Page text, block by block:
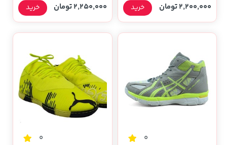
2,200,000 تومان خرید 2,250,000 تومان خرید
0
0